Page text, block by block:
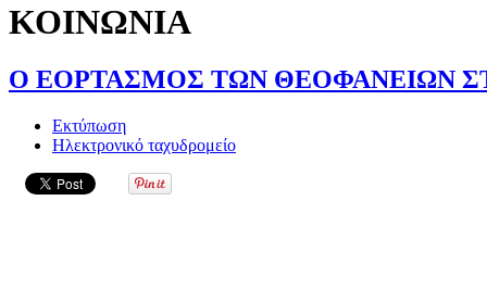
ΚΟΙΝΩΝΙΑ
Ο ΕΟΡΤΑΣΜΟΣ ΤΩΝ ΘΕΟΦΑΝΕΙΩΝ
Εκτύπωση
Ηλεκτρονικό ταχυδρομείο